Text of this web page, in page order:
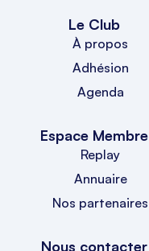
Le Club
À propos
Adhésion
Agenda
Espace Membre
Replay
Annuaire
Nos partenaires
Nous contacter